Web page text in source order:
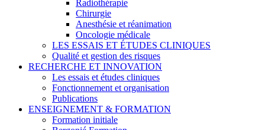
Radiothérapie
Chirurgie
Anesthésie et réanimation
Oncologie médicale
LES ESSAIS ET ÉTUDES CLINIQUES
Qualité et gestion des risques
RECHERCHE ET INNOVATION
Les essais et études cliniques
Fonctionnement et organisation
Publications
ENSEIGNEMENT & FORMATION
Formation initiale